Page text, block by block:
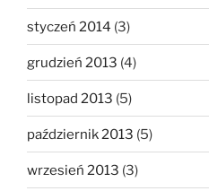
styczeń 2014 (3)
grudzień 2013 (4)
listopad 2013 (5)
październik 2013 (5)
wrzesień 2013 (3)